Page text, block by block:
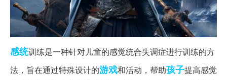
感统训练是一种针对儿童的感觉统合失调症进行训练的方
法，旨在通过特殊设计的游戏和活动，帮助孩子提高感觉